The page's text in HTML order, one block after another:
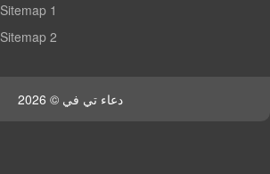
Sitemap 1
Sitemap 2
دعاء تي في © 2026